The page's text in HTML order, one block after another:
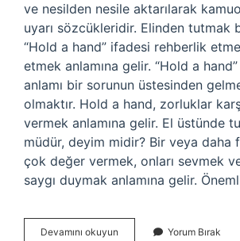
ve nesilden nesile aktarılarak
uyarı sözcükleridir. Elinden tutmak
“Hold a hand” ifadesi rehberlik
etmek anlamına gelir. “Hold a
anlamı bir sorunun üstesinden
olmaktır. Hold a hand, zorluklar
vermek anlamına gelir. El üstünde
müdür, deyim midir? Bir veya daha
çok değer vermek, onları sevmek
saygı duymak anlamına gelir.
Devamını okuyun Yorum Bırak